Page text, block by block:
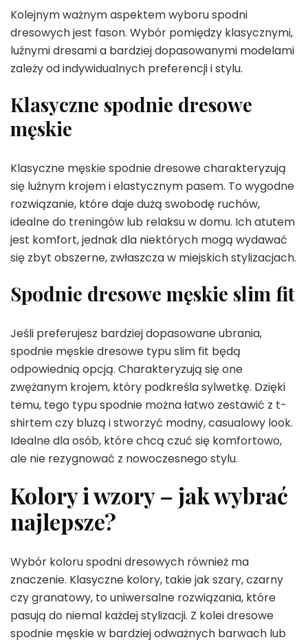
Kolejnym ważnym aspektem wyboru spodni
dresowych jest fason. Wybór pomiędzy klasycznymi,
luźnymi dresami a bardziej dopasowanymi modelami
zależy od indywidualnych preferencji i stylu.
Klasyczne spodnie dresowe
męskie
Klasyczne męskie spodnie dresowe charakteryzują
się luźnym krojem i elastycznym pasem. To wygodne
rozwiązanie, które daje dużą swobodę ruchów,
idealne do treningów lub relaksu w domu. Ich atutem
jest komfort, jednak dla niektórych mogą wydawać
się zbyt obszerne, zwłaszcza w miejskich stylizacjach.
Spodnie dresowe męskie slim fit
Jeśli preferujesz bardziej dopasowane ubrania,
spodnie męskie dresowe typu slim fit będą
odpowiednią opcją. Charakteryzują się one
zwężanym krojem, który podkreśla sylwetkę. Dzięki
temu, tego typu spodnie można łatwo zestawić z t-
shirtem czy bluzą i stworzyć modny, casualowy look.
Idealne dla osób, które chcą czuć się komfortowo,
ale nie rezygnować z nowoczesnego stylu.
Kolory i wzory – jak wybrać
najlepsze?
Wybór koloru spodni dresowych również ma
znaczenie. Klasyczne kolory, takie jak szary, czarny
czy granatowy, to uniwersalne rozwiązania, które
pasują do niemal każdej stylizacji. Z kolei dresowe
spodnie męskie w bardziej odważnych barwach lub